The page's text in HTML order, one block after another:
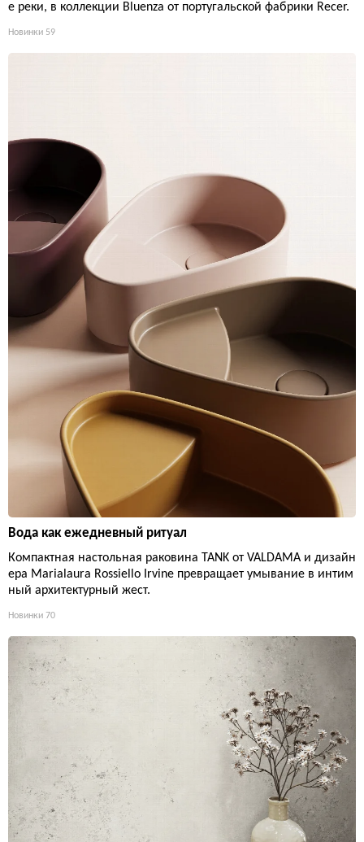
е реки, в коллекции Bluenza от португальской фабрики Recer.
Новинки 59
Вода как ежедневный ритуал
Компактная настольная раковина TANK от VALDAMA и дизайн
ера Marialaura Rossiello Irvine превращает умывание в интим
ный архитектурный жест.
Новинки 70